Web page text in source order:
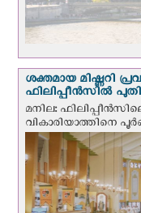
ശക്തമായ മിഷ്ണറി
ഫിലിപ്പീൻസിൽ
മനില:
വികാരിയാത്തിനെ